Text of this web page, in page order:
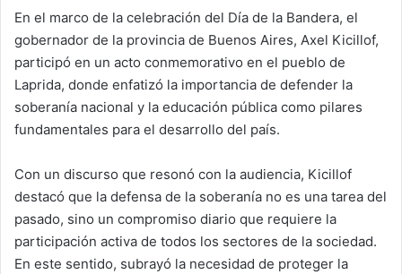
En el marco de la celebración del Día de la Bandera, el
gobernador de la provincia de Buenos Aires, Axel Kicillof,
participó en un acto conmemorativo en el pueblo de
Laprida, donde enfatizó la importancia de defender la
soberanía nacional y la educación pública como pilares
fundamentales para el desarrollo del país.
Con un discurso que resonó con la audiencia, Kicillof
destacó que la defensa de la soberanía no es una tarea del
pasado, sino un compromiso diario que requiere la
participación activa de todos los sectores de la sociedad.
En este sentido, subrayó la necesidad de proteger la